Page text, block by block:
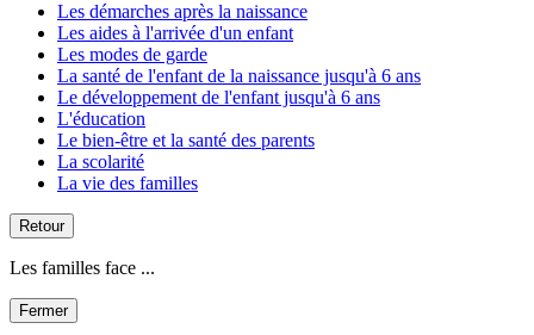
Les démarches après la naissance
Les aides à l'arrivée d'un enfant
Les modes de garde
La santé de l'enfant de la naissance jusqu'à 6 ans
Le développement de l'enfant jusqu'à 6 ans
L'éducation
Le bien-être et la santé des parents
La scolarité
La vie des familles
Retour
Les familles face ...
Fermer